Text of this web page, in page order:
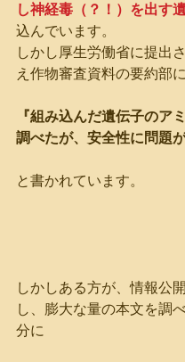
し神経毒（？！）を出す
込んでいます。
しかし厚生労働省に提出
え作物審査資料の要約部に
『組み込んだ遺伝子のア
調べたが、安全性に問題が
と書かれています。
しかしある方が、情報公
し、膨大な量の本文を調
分に